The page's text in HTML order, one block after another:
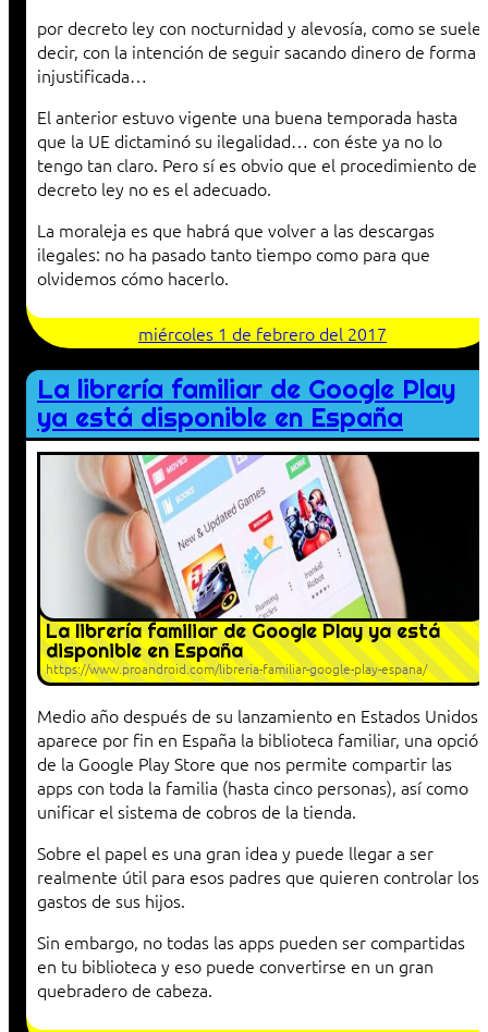
por decreto ley con nocturnidad y alevosía, como se suele
decir, con la intención de seguir sacando dinero de forma
injustificada…
El anterior estuvo vigente una buena temporada hasta
que la UE dictaminó su ilegalidad… con éste ya no lo
tengo tan claro. Pero sí es obvio que el procedimiento de
decreto ley no es el adecuado.
La moraleja es que habrá que volver a las descargas
ilegales: no ha pasado tanto tiempo como para que
olvidemos cómo hacerlo.
miércoles 1 de febrero del 2017
La librería familiar de Google Play
ya está disponible en España
La librería familiar de Google Play ya está
disponible en España
https://www.proandroid.com/libreria-familiar-google-play-espana/
Medio año después de su lanzamiento en Estados Unidos
aparece por fin en España la biblioteca familiar, una opción
de la Google Play Store que nos permite compartir las
apps con toda la familia (hasta cinco personas), así como
unificar el sistema de cobros de la tienda.
Sobre el papel es una gran idea y puede llegar a ser
realmente útil para esos padres que quieren controlar los
gastos de sus hijos.
Sin embargo, no todas las apps pueden ser compartidas
en tu biblioteca y eso puede convertirse en un gran
quebradero de cabeza.